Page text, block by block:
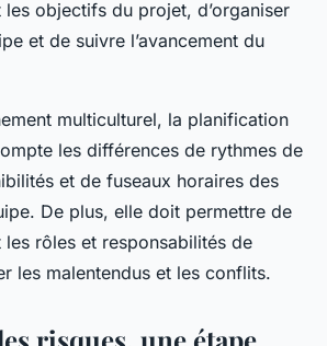
objectifs du projet, d’organiser
et de suivre l’avancement du
multiculturel, la planification
les différences de rythmes de
et de fuseaux horaires des
De plus, elle doit permettre de
rôles et responsabilités de
les malentendus et les conflits.